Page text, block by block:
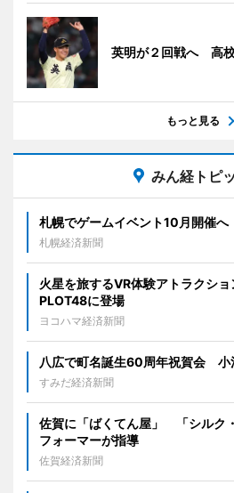
英明が２回戦へ 高
もっと見る
みん経トピ
札幌でゲームイベント10月開催
札幌経済新聞
火星を旅するVR体験アトラクシ
PLOT48に登場
ヨコハマ経済新聞
八広で町名誕生60周年祝賀会 小
すみだ経済新聞
佐賀に「ばくてん屋」 「シルク
フォーマーが指導
佐賀経済新聞